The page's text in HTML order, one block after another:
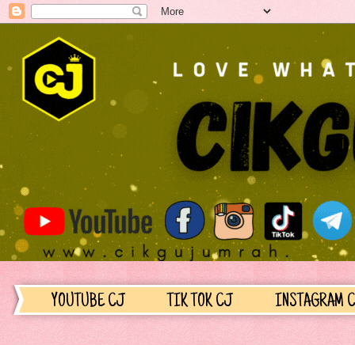
YOUTUBE CJ TIK TOK CJ INSTAGRAM